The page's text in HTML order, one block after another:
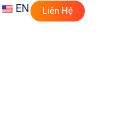
EN Liên Hệ